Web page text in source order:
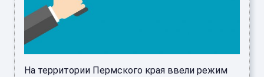
На территории Пермского края ввели режим